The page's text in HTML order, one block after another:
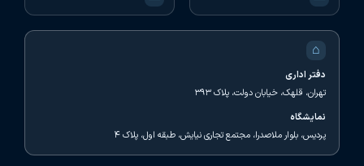
⌂
دفتر اداری
تهران، قلهک، خیابان دولت، پلاک ۳۹۳
نمایشگاه
پردیس، بلوار ملاصدرا، مجتمع تجاری نیایش، طبقه اول، پلاک ۴